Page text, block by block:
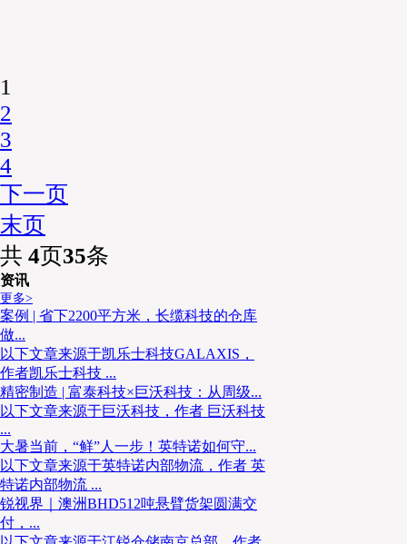
1
2
3
4
下一页
末页
共 4页35条
资讯
更多>
案例 | 省下2200平方米，长缆科技的仓库
做...
以下文章来源于凯乐士科技GALAXIS，
作者凯乐士科技 ...
精密制造 | 富泰科技×巨沃科技：从周级...
以下文章来源于巨沃科技，作者 巨沃科技
...
大暑当前，“鲜”人一步！英特诺如何守...
以下文章来源于英特诺内部物流，作者 英
特诺内部物流 ...
锐视界｜澳洲BHD512吨悬臂货架圆满交
付，...